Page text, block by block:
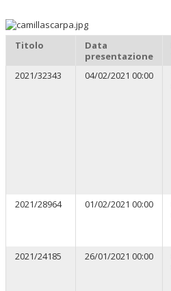
Titolo
Data
presentazione
2021/32343 04/02/2021 00:00
2021/28964
01/02/2021 00:00
2021/24185
26/01/2021 00:00